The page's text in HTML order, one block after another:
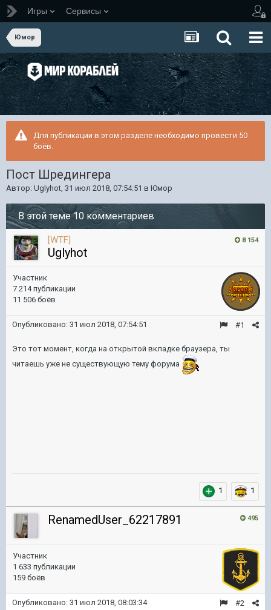
Игры Сервисы
Юмор
Для публикации в этом разделе необходимо провести 50
боёв.
Пост Шредингера
Автор: Uglyhot, 31 июл 2018, 07:54:51 в Юмор
В этой теме 10 комментариев
8 154
[WTF]
Uglyhot
Участник
7 214 публикации
11 506 боёв
#1
Опубликовано: 31 июл 2018, 07:54:51
Это тот момент, когда на открытой вкладке браузера, ты
читаешь уже не существующую тему форума
1 1
495
RenamedUser_62217891
Участник
1 633 публикации
159 боёв
#2
Опубликовано: 31 июл 2018, 08:03:34